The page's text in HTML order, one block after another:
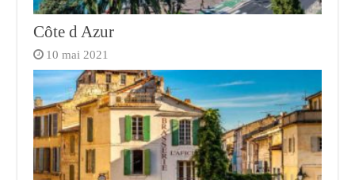
Côte d Azur
10 mai 2021